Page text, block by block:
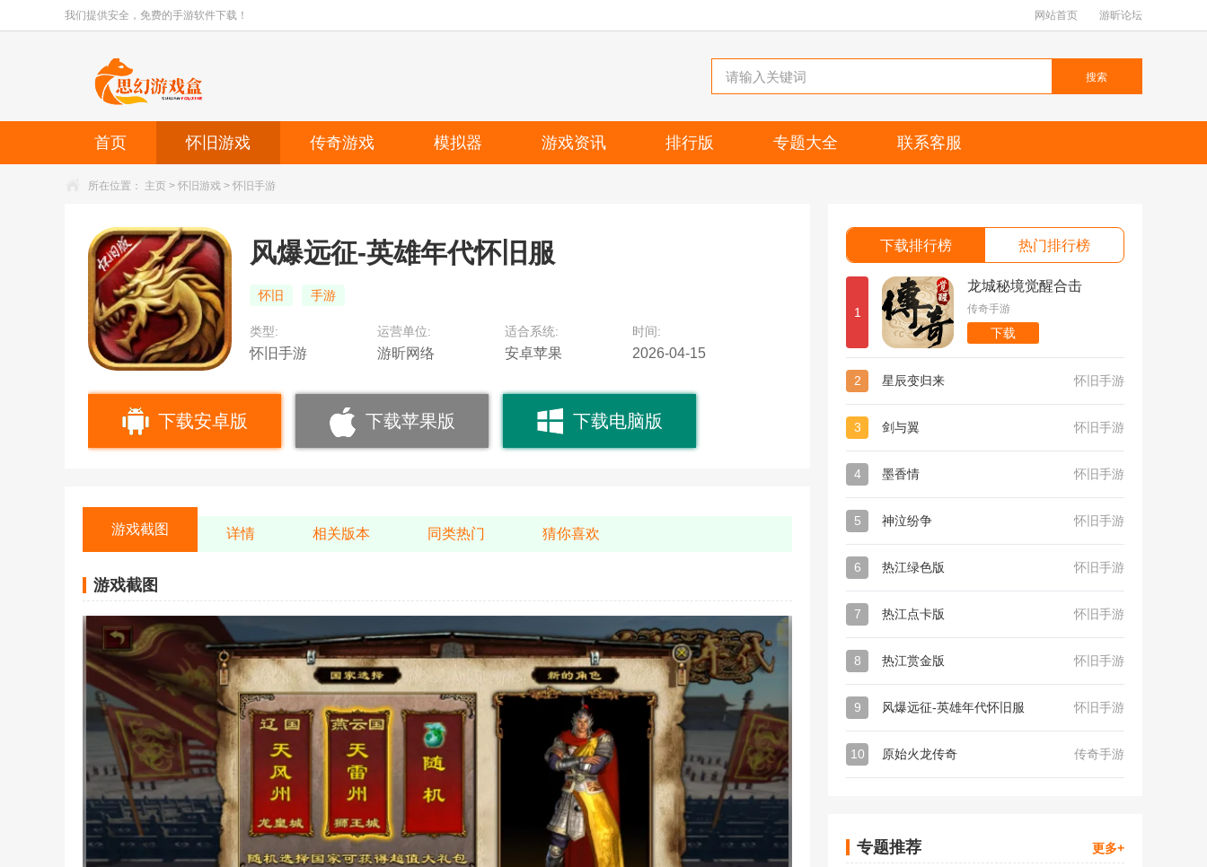
我们提供安全，免费的手游软件下载！ 网站首页 游昕论坛
搜索
首页 怀旧游戏 传奇游戏 模拟器 游戏资讯 排行版 专题大全 联系客服
所在位置： 主页 > 怀旧游戏 > 怀旧手游
风爆远征-英雄年代怀旧服
怀旧 手游
类型:
怀旧手游
运营单位:
游昕网络
适合系统:
安卓苹果
时间:
2026-04-15
下载安卓版 下载苹果版 下载电脑版
游戏截图 详情 相关版本 同类热门 猜你喜欢
游戏截图
下载排行榜 热门排行榜
1
龙城秘境觉醒合击
传奇手游
下载
2 星辰变归来 怀旧手游
3 剑与翼 怀旧手游
4 墨香情 怀旧手游
5 神泣纷争 怀旧手游
6 热江绿色版 怀旧手游
7 热江点卡版 怀旧手游
8 热江赏金版 怀旧手游
9 风爆远征-英雄年代怀旧服 怀旧手游
10 原始火龙传奇 传奇手游
专题推荐 更多+